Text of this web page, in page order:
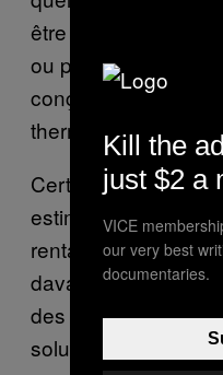
être ajoutés aux
ou pistes cyclables
conçus pour
thermiques
Certaines critiques
estimant que les
rentables et que le
davantage à une
des entreprises
solution d’énergie
Kill the
just $2 a
VICE
our very best
documentaries.